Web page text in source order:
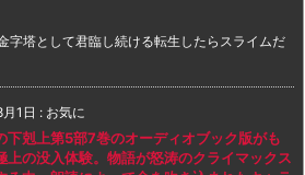
字塔として君臨し続ける転生したらスライムだ
1日 : お気に
下剋上第5部7巻のオーディオブック版がも
上の没入体験。物語が怒涛のクライマックス